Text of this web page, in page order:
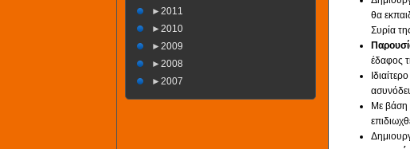
θα
Συρία
έδαφος
Ιδιαίτερο
Με βάση
► 2011
► 2010
► 2009
► 2008
► 2007